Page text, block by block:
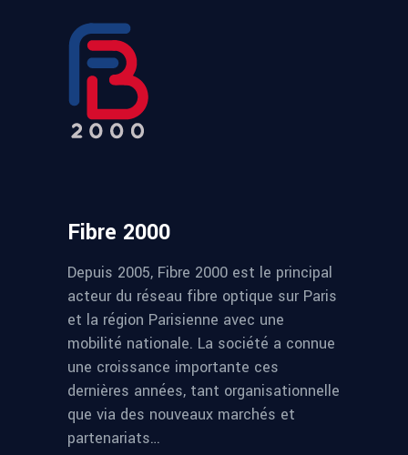
Fibre 2000
Depuis 2005, Fibre 2000 est le principal
acteur du réseau fibre optique sur Paris
et la région Parisienne avec une
mobilité nationale. La société a connue
une croissance importante ces
dernières années, tant organisationnelle
que via des nouveaux marchés et
partenariats…